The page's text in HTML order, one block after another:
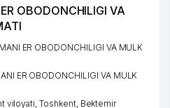
OBODONCHILIGI VA
ER OBODONCHILIGI VA MULK
ER OBODONCHILIGI VA MULK
viloyati,Toshkent, Bektemir